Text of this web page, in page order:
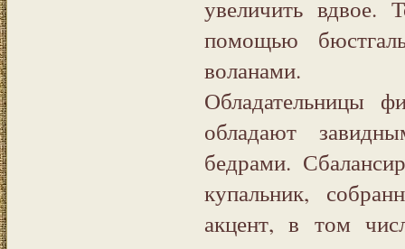
увеличить вдвое.
помощью
воланами.
Обладательницы
обладают
бедрами.
купальник,
акцент, в том